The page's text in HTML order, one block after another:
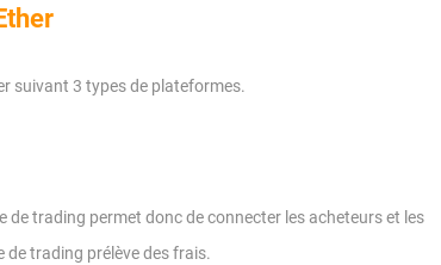
suivant 3 types de plateformes.
trading permet donc de connecter les acheteurs et les
trading prélève des frais.